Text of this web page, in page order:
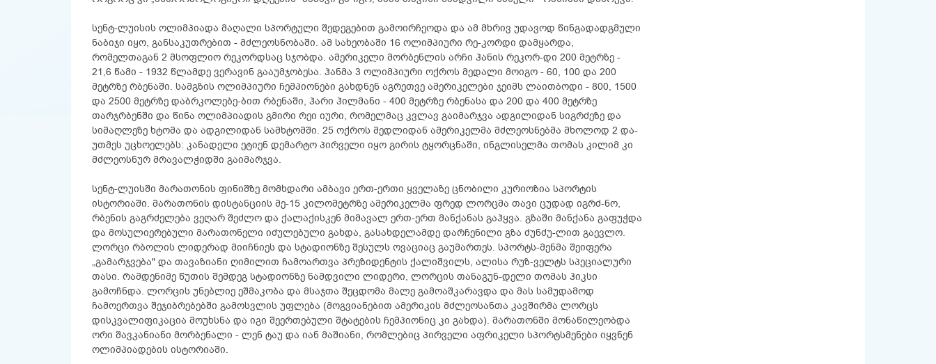
სენტ-ლუისის ოლიმპიადა მაღალი სპორტული შედეგებით გამოირჩეოდა და ამ მხრივ უდავოდ წინგადადგმული
ნაბიჯი იყო, განსაკუთრებით - მძლეოსნობაში. ამ სახეობაში 16 ოლიმპიური რე-კორდი დამყარდა,
რომელთაგან 2 მსოფლიო რეკორდსაც სჯობდა. ამერიკელი მორბენლის არჩი ჰანის რეკორ-დი 200 მეტრზე -
21,6 წამი - 1932 წლამდე ვერავინ გააუმჯობესა. ჰანმა 3 ოლიმპიური ოქროს მედალი მოიგო - 60, 100 და 200
მეტრზე რბენაში. სამგზის ოლიმპიური ჩემპიონები გახდნენ აგრეთვე ამერიკელები ჯეიმს ლაითბოდი - 800, 1500
და 2500 მეტრზე დაბრკოლებე-ბით რბენაში, ჰარი ჰილმანი - 400 მეტრზე რბენასა და 200 და 400 მეტრზე
თარჯრბენში და წინა ოლიმპიადის გმირი რეი იური, რომელმაც კვლავ გაიმარჯვა ადგილიდან სიგრძეზე და
სიმაღლეზე ხტომა და ადგილიდან სამხტომში. 25 ოქროს მედლიდან ამერიკელმა მძლეოსნებმა მხოლოდ 2 და-
უთმეს უცხოელებს: კანადელი ეტიენ დემარტო პირველი იყო გირის ტყორცნაში, ინგლისელმა თომას კილიმ კი
მძლეოსნურ მრავალჭიდში გაიმარჯვა.
სენტ-ლუისში მარათონის ფინიშზე მომხდარი ამბავი ერთ-ერთი ყველაზე ცნობილი კურიოზია სპორტის
ისტორიაში. მარათონის დისტანციის მე-15 კილომეტრზე ამერიკელმა ფრედ ლორცმა თავი ცუდად იგრძ-ნო,
რბენის გაგრძელება ვეღარ შეძლო და ქალაქისკენ მიმავალ ერთ-ერთ მანქანას გაჰყვა. გზაში მანქანა გაფუჭდა
და მოსულიერებული მარათონელი იძულებული გახდა, გასახდელამდე დარჩენილი გზა ძუნძუ-ლით გაევლო.
ლორცი რბოლის ლიდერად მიიჩნიეს და სტადიონზე შესულს ოვაციაც გაუმართეს. სპორტს-მენმა შეიფერა
„გამარჯვება" და თავაზიანი ღიმილით ჩამოართვა პრეზიდენტის ქალიშვილს, ალისა რუზ-ველტს სპეციალური
თასი. რამდენიმე წუთის შემდეგ სტადიონზე ნამდვილი ლიდერი, ლორცის თანაგუნ-დელი თომას ჰიკსი
გამოჩნდა. ლორცის უნებლიე ეშმაკობა და მსაჯთა შეცდომა მალე გამოაშკარავდა და მას სამუდამოდ
ჩამოერთვა შეჯიბრებებში გამოსვლის უფლება (მოგვიანებით ამერიკის მძლეოსანთა კავშირმა ლორცს
დისკვალიფიკაცია მოუხსნა და იგი შეერთებული შტატების ჩემპიონიც კი გახდა). მარათონში მონაწილეობდა
ორი შავკანიანი მორბენალი - ლენ ტაუ და იან მაშიანი, რომლებიც პირველი აფრიკელი სპორტსმენები იყვნენ
ოლიმპიადების ისტორიაში.